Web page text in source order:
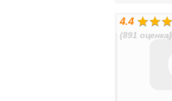
4.4
(891 оценка)